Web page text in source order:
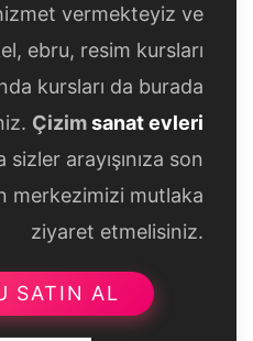
vermekteyiz ve
ebru, resim kursları
kursları da burada
Çizimsanat evleri
sizler arayışınıza son
merkezimizi mutlaka
ziyaret etmelisiniz.
SATIN AL